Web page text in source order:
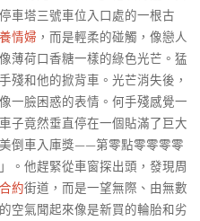
車塔三號車位入口處的一根古
情婦 ，而是輕柔的碰觸，像戀人
薄荷口香糖一樣的綠色光芒。猛
殘和他的掀背車。光芒消失後，
一臉困惑的表情。何手殘感覺一
子竟然垂直停在一個貼滿了巨大
倒車入庫獎——第零點零零零零
。他趕緊從車窗探出頭，發現周
約街道，而是一望無際、由無數
空氣聞起來像是新買的輪胎和劣